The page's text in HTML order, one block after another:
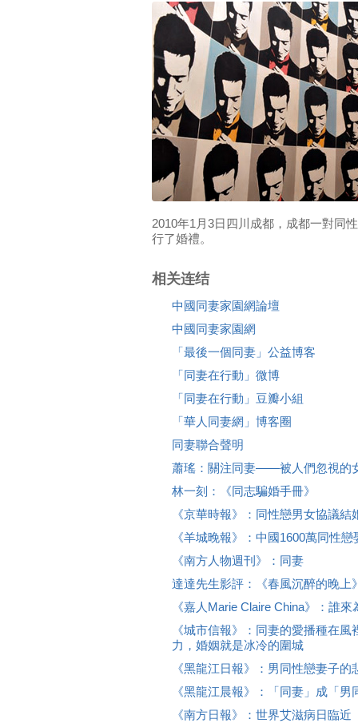
2010年1月3日四川成都，成都一對同
行了婚禮。
相关连结
中國同妻家園網論壇
中國同妻家園網
「最後一個同妻」公益博客
「同妻在行動」微博
「同妻在行動」豆瓣小組
「華人同妻網」博客圈
同妻聯合聲明
蕭瑤：關注同妻——被人們忽視的
林一刻：《同志騙婚手冊》
《京華時報》：同性戀男女協議結
《羊城晚報》：中國1600萬同性
《南方人物週刊》：同妻
達達先生影評：《春風沉醉的晚上
《嘉人Marie Claire China》：誰
《城市信報》：同妻的愛播種在
力，婚姻就是冰冷的圍城
《黑龍江日報》：男同性戀妻子
《黑龍江晨報》：「同妻」成「
《南方日報》：世界艾滋病日臨